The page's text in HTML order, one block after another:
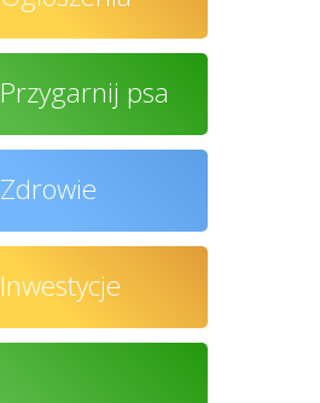
Przygarnij psa
Zdrowie
Inwestycje